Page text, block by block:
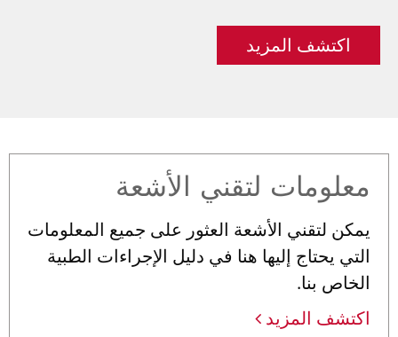
اكتشف المزيد
معلومات لتقني الأشعة
يمكن لتقني الأشعة العثور على جميع المعلومات
التي يحتاج إليها هنا في دليل الإجراءات الطبية
الخاص بنا.
اكتشف المزيد